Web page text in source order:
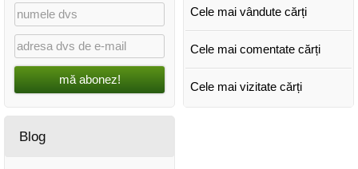
mă abonez!
Cele mai vândute cărți
Cele mai comentate cărți
Cele mai vizitate cărți
Blog